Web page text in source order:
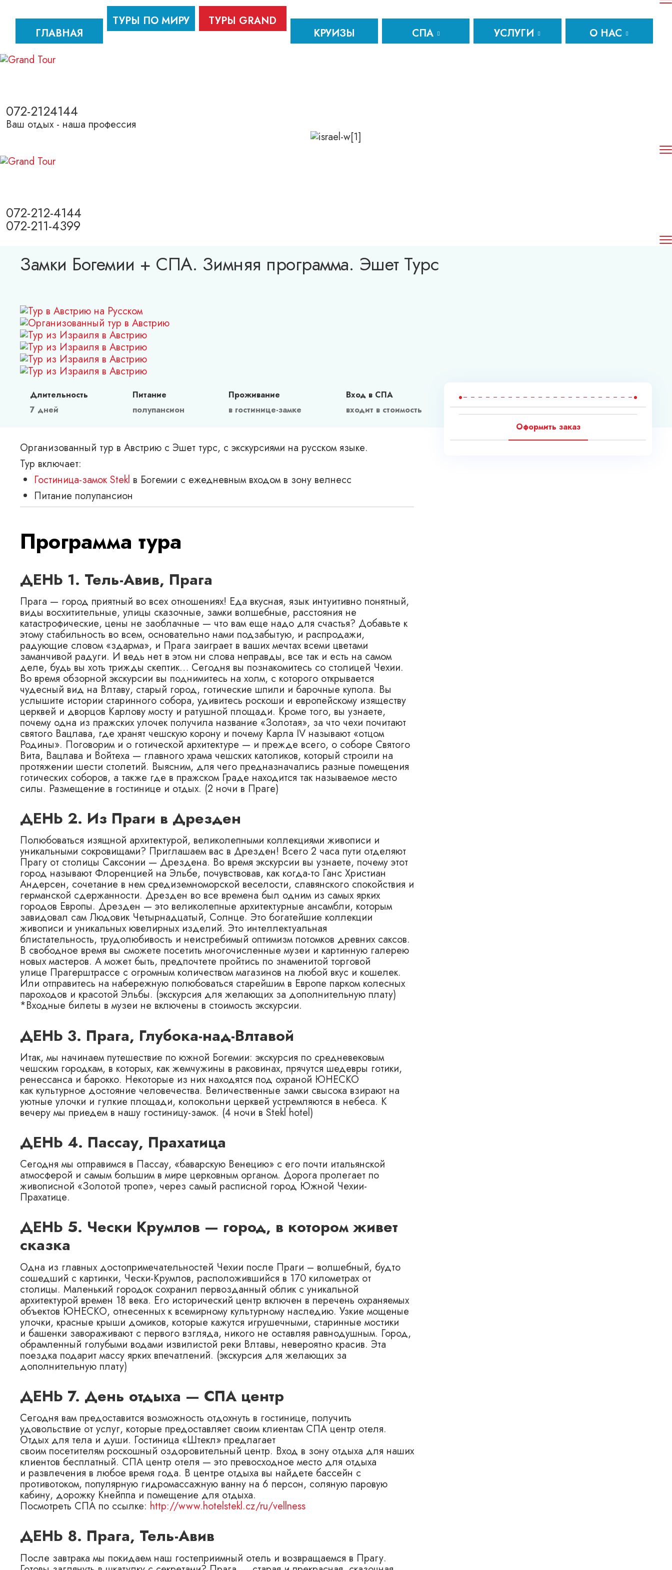
ГЛАВНАЯ
ТУРЫ ПО МИРУ
ТУРЫ GRAND
КРУИЗЫ СПА УСЛУГИ О НАС
072-2124144
Ваш отдых - наша профессия
072-212-4144
072-211-4399
Замки Богемии + СПА. Зимняя программа. Эшет Турс
Длительность
7 дней
Питание
полупансион
Проживание
в гостинице-замке
Вход в CПА
входит в стоимость
Организованный тур в Австрию с Эшет турс, с экскурсиями на русском языке.
Тур включает:
Гостиница-замок Stekl в Богемии с ежедневным входом в зону велнесс
Питание полупансион
Программа тура
ДЕНЬ 1. Тель-Авив, Прага
Прага — город приятный во всех отношениях! Еда вкусная, язык интуитивно понятный,
виды восхитительные, улицы сказочные, замки волшебные, расстояния не
катастрофические, цены не заоблачные — что вам еще надо для счастья? Добавьте к
этому стабильность во всем, основательно нами подзабытую, и распродажи,
радующие словом «здарма», и Прага заиграет в ваших мечтах всеми цветами
заманчивой радуги. И ведь нет в этом ни слова неправды, все так и есть на самом
деле, будь вы хоть трижды скептик… Сегодня вы познакомитесь со столицей Чехии.
Во время обзорной экскурсии вы поднимитесь на холм, с которого открывается
чудесный вид на Влтаву, старый город, готические шпили и барочные купола. Вы
услышите истории старинного собора, удивитесь роскоши и европейскому изяществу
церквей и дворцов Карлову мосту и ратушной площади. Кроме того, вы узнаете,
почему одна из пражских улочек получила название «Золотая», за что чехи почитают
святого Вацлава, где хранят чешскую корону и почему Карла IV называют «отцом
Родины». Поговорим и о готической архитектуре — и прежде всего, о соборе Святого
Вита, Вацлава и Войтеха — главного храма чешских католиков, который строили на
протяжении шести столетий. Выясним, для чего предназначались разные помещения
готических соборов, а также где в пражском Граде находится так называемое место
силы. Размещение в гостинице и отдых. (2 ночи в Праге)
ДЕНЬ 2. Из Праги в Дрезден
Полюбоваться изящной архитектурой, великолепными коллекциями живописи и
уникальными сокровищами? Приглашаем вас в Дрезден! Всего 2 часа пути отделяют
Прагу от столицы Саксонии — Дрездена. Во время экскурсии вы узнаете, почему этот
город называют Флоренцией на Эльбе, почувствовав, как когда-то Ганс Христиан
Андерсен, сочетание в нем средиземноморской веселости, славянского спокойствия и
германской сдержанности. Дрезден во все времена был одним из самых ярких
городов Европы. Дрезден — это великолепные архитектурные ансамбли, которым
завидовал сам Людовик Четырнадцатый, Солнце. Это богатейшие коллекции
живописи и уникальных ювелирных изделий. Это интеллектуальная
блистательность, трудолюбивость и неистребимый оптимизм потомков древних саксов.
В свободное время вы сможете посетить многочисленные музеи и картинную галерею
новых мастеров. А может быть, предпочтете пройтись по знаменитой торговой
улице Прагерштрассе с огромным количеством магазинов на любой вкус и кошелек.
Или отправитесь на набережную полюбоваться старейшим в Европе парком колесных
пароходов и красотой Эльбы. (экскурсия для желающих за дополнительную плату)
*Входные билеты в музеи не включены в стоимость экскурсии.
ДЕНЬ 3. Прага, Глубока-над-Влтавой
Итак, мы начинаем путешествие по южной Богемии: экскурсия по средневековым
чешским городкам, в которых, как жемчужины в раковинах, прячутся шедевры готики,
ренессанса и барокко. Некоторые из них находятся под охраной ЮНЕСКО
как культурное достояние человечества. Величественные замки свысока взирают на
уютные улочки и гулкие площади, колокольни церквей устремляются в небеса. К
вечеру мы приедем в нашу гостиницу-замок. (4 ночи в Stekl hotel)
ДЕНЬ 4. Пассау, Прахатица
Сегодня мы отправимся в Пассау, «баварскую Bенецию» с его почти итальянской
атмосферой и самым большим в мире церковным органом. Дорога пролегает по
живописной «Золотой тропе», через самый расписной город Южной Чехии-
Прахатице.
ДЕНЬ 5. Чески Крумлов — город, в котором живет
сказка
Одна из главных достопримечательностей Чехии после Праги – волшебный, будто
сошедший с картинки, Чески-Крумлов, расположившийся в 170 километрах от
столицы. Маленький городок сохранил первозданный облик с уникальной
архитектурой времен 18 века. Его исторический центр включен в перечень охраняемых
объектов ЮНЕСКО, отнесенных к всемирному культурному наследию. Узкие мощеные
улочки, красные крыши домиков, которые кажутся игрушечными, старинные мостики
и башенки завораживают с первого взгляда, никого не оставляя равнодушным. Город,
обрамленный голубыми водами извилистой реки Влтавы, невероятно красив. Эта
поездка подарит массу ярких впечатлений. (экскурсия для желающих за
дополнительную плату)
ДЕНЬ 7. День отдыха — СПА центр
Сегодня вам предоставится возможность отдохнуть в гостинице, получить
удовольствие от услуг, которые предоставляет своим клиентам СПА центр отеля.
Отдых для тела и души. Гостиница «Штекл» предлагает
своим посетителям роскошный оздоровительный центр. Вход в зону отдыха для наших
клиентов бесплатный. СПА центр отеля — это превосходное место для отдыха
и развлечения в любое время года. В центре отдыха вы найдете бассейн с
противотоком, популярную гидромассажную ванну на 6 персон, соляную паровую
кабину, дорожку Кнейппа и помещение для отдыха.
Посмотреть СПА по ссылке: http://www.hotelstekl.cz/ru/vellness
ДЕНЬ 8. Прага, Тель-Авив
После завтрака мы покидаем наш гостеприимный отель и возвращаемся в Прагу.
Оформить заказ